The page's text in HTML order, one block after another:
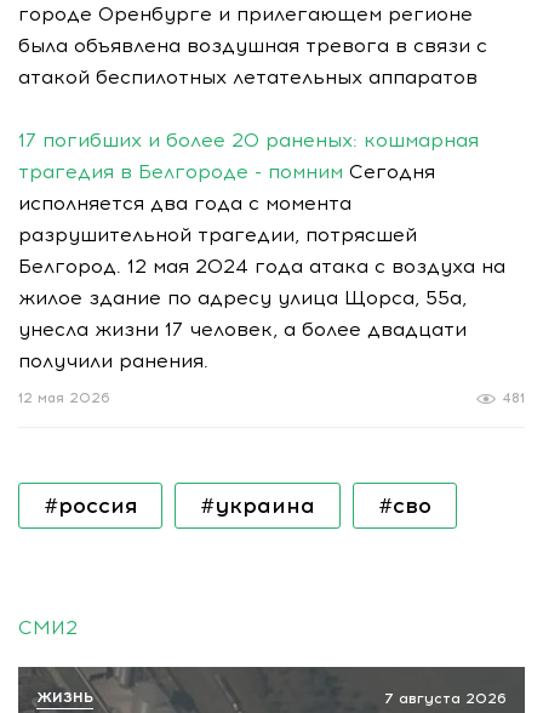
городе Оренбурге и прилегающем регионе
была объявлена воздушная тревога в связи с
атакой беспилотных летательных аппаратов
17 погибших и более 20 раненых: кошмарная
трагедия в Белгороде - помним Сегодня
исполняется два года с момента
разрушительной трагедии, потрясшей
Белгород. 12 мая 2024 года атака с воздуха на
жилое здание по адресу улица Щорса, 55а,
унесла жизни 17 человек, а более двадцати
получили ранения.
481
12 мая 2026
#россия #украина #сво
СМИ2
7 августа 2026
ЖИЗНЬ